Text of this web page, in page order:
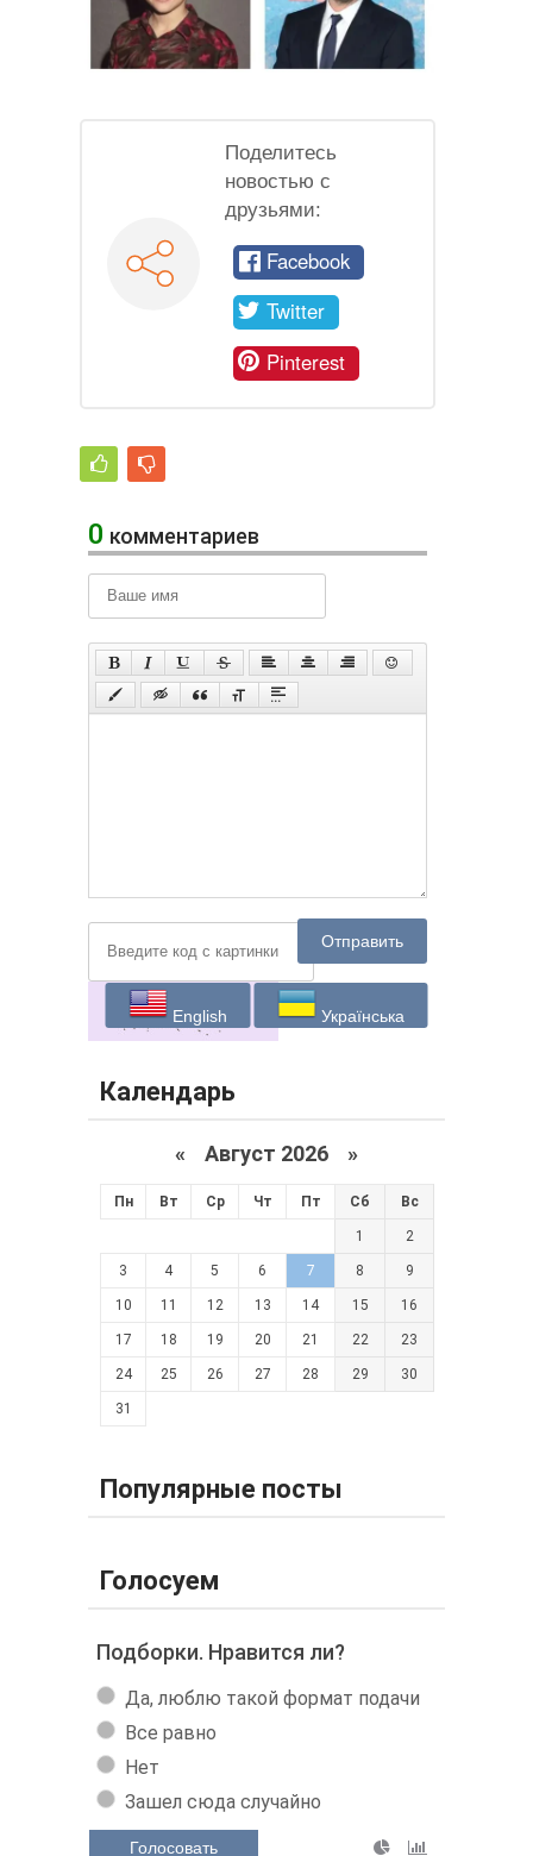
Поделитесь
новостью с
друзьями:
Facebook
Twitter
Pinterest
0 комментариев
Отправить
English Українська
Календарь
« Август 2026 »
Пн Вт Ср Чт Пт Сб Вс
1 2
3 4 5 6 7 8 9
10 11 12 13 14 15 16
17 18 19 20 21 22 23
24 25 26 27 28 29 30
31
Популярные посты
Голосуем
Подборки. Нравится ли?
Да, люблю такой формат подачи
Все равно
Нет
Зашел сюда случайно
Голосовать